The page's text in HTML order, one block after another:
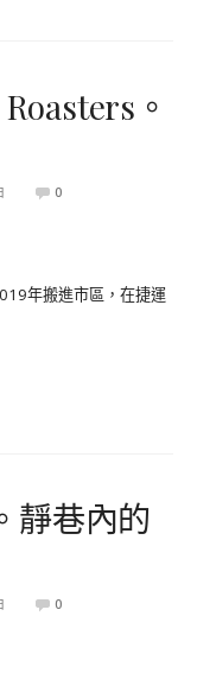
。
0
年搬進市區，在捷運
靜巷內的
0